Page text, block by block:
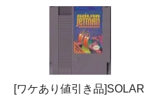
[ワケあり値引き品]SOLAR